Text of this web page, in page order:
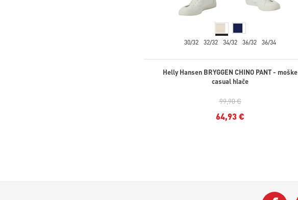
30/32 32/32 34/32 36/32 36/34
Helly Hansen BRYGGEN CHINO PANT - moške
casual hlače
99,90 €
64,93 €